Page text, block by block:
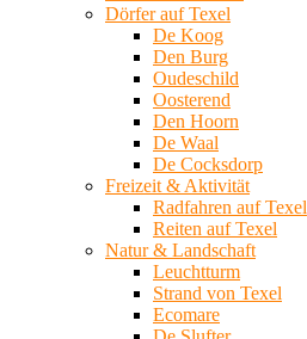
Dörfer auf Texel
De Koog
Den Burg
Oudeschild
Oosterend
Den Hoorn
De Waal
De Cocksdorp
Freizeit & Aktivität
Radfahren auf Texel
Reiten auf Texel
Natur & Landschaft
Leuchtturm
Strand von Texel
Ecomare